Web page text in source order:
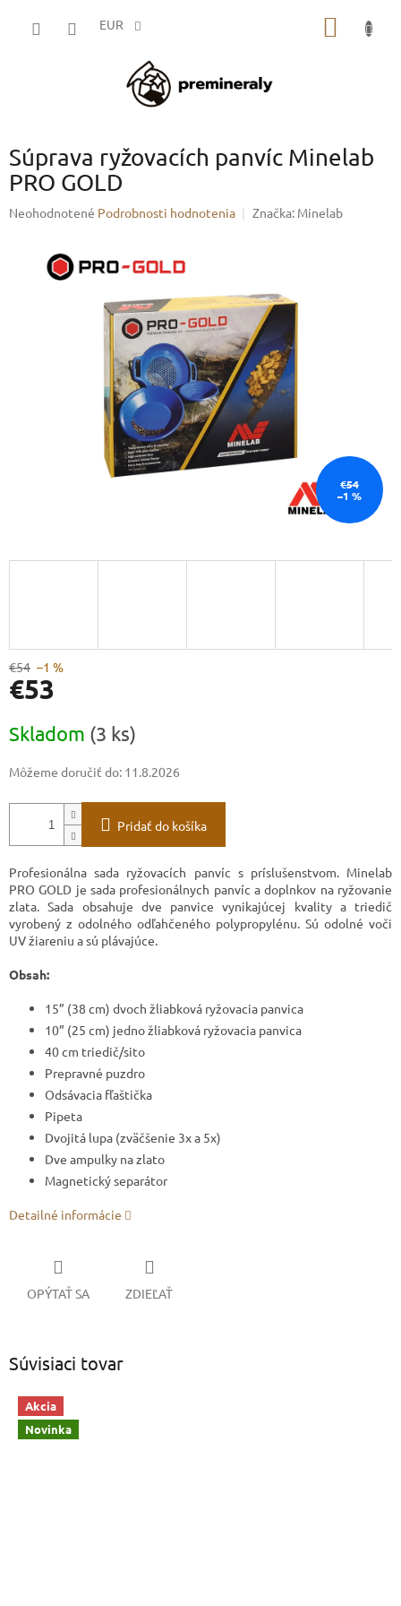
EUR
Súprava ryžovacích panvíc Minelab
PRO GOLD
Priemerné
Neohodnotené Podrobnosti hodnotenia Značka: Minelab
€54
–1 %
€54 –1 %
€53
cena:
Skladom (3 ks)
Môžeme doručiť do: 11.8.2026
Pridať do košíka
Profesionálna sada ryžovacích panvíc s príslušenstvom. Minelab
PRO GOLD je sada profesionálnych panvíc a doplnkov na ryžovanie
zlata. Sada obsahuje dve panvice vynikajúcej kvality a triedič
vyrobený z odolného odľahčeného polypropylénu. Sú odolné voči
UV žiareniu a sú plávajúce.
Obsah:
15” (38 cm) dvoch žliabková ryžovacia panvica
10” (25 cm) jedno žliabková ryžovacia panvica
40 cm triedič/sito
Prepravné puzdro
Odsávacia fľaštička
Pipeta
Dvojitá lupa (zväčšenie 3x a 5x)
Dve ampulky na zlato
Magnetický separátor
Detailné informácie
OPÝTAŤ SA ZDIEĽAŤ
Súvisiaci tovar
Akcia
Novinka